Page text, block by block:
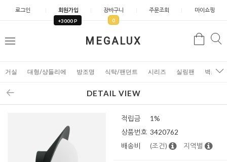
로그인 회원가입
+3000 P
장바구니
0
주문조회 마이쇼핑
MEGALUX
메
검
거실 대형/샹들리에 방조명 식탁/팬던트 시리즈 실링팬 벽조명
DETAIL VIEW
적립금
1%
상품번호 3420762
배송비
(조건) 지역별